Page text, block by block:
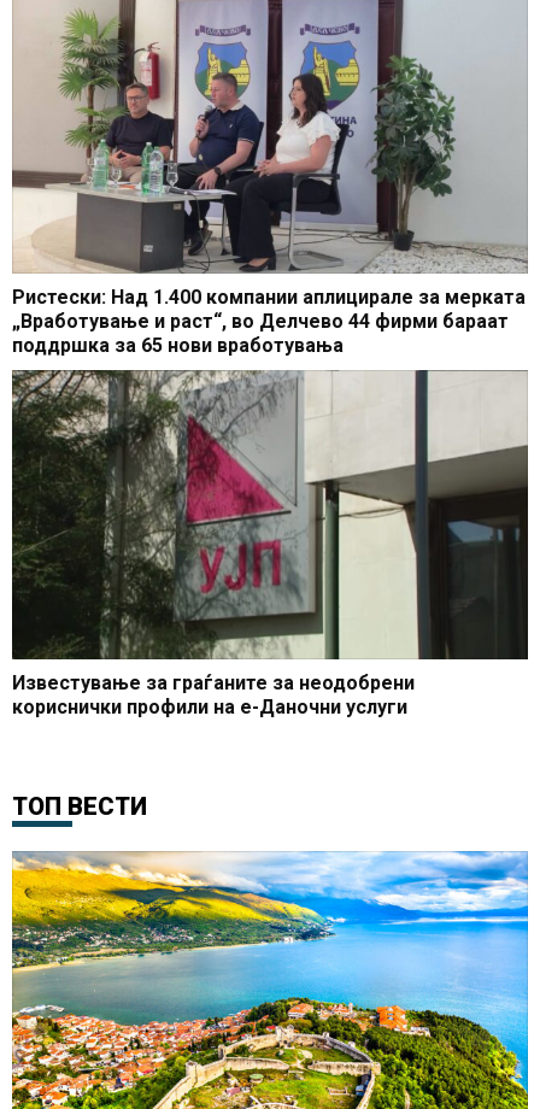
Ристески: Над 1.400 компании аплицирале за мерката
„Вработување и раст“, во Делчево 44 фирми бараат
поддршка за 65 нови вработувања
Известување за граѓаните за неодобрени
кориснички профили на е-Даночни услуги
ТОП ВЕСТИ